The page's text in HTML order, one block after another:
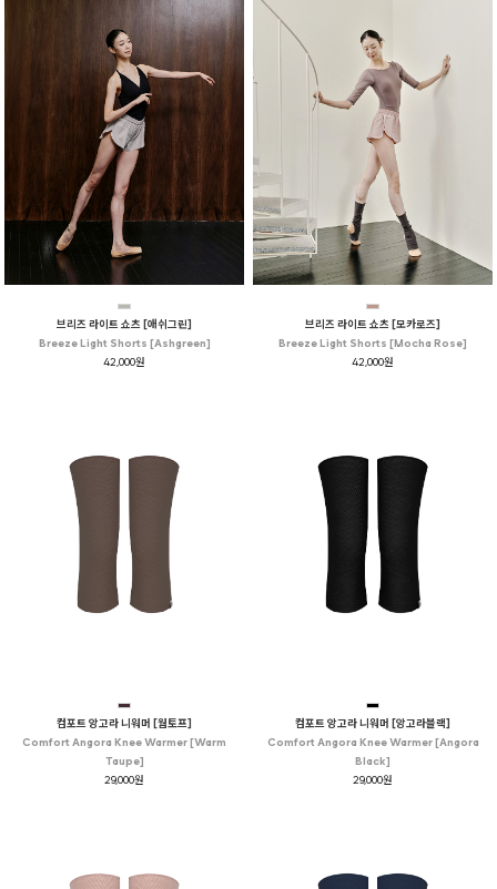
브리즈 라이트 쇼츠 [애쉬그린]
Breeze Light Shorts [Ashgreen]
42,000원
브리즈 라이트 쇼츠 [모카로즈]
Breeze Light Shorts [Mocha Rose]
42,000원
컴포트 앙고라 니워머 [웜토프]
Comfort Angora Knee Warmer [Warm
Taupe]
29,000원
컴포트 앙고라 니워머 [앙고라블랙]
Comfort Angora Knee Warmer [Angora
Black]
29,000원